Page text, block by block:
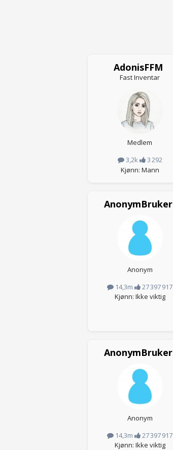
AdonisFFM
Fast Inventar
Medlem
3,2k
3 292
Kjønn: Mann
AnonymBruker
Anonym
14,3m
27 397 917
Kjønn: Ikke viktig
AnonymBruker
Anonym
14,3m
27 397 917
Kjønn: Ikke viktig